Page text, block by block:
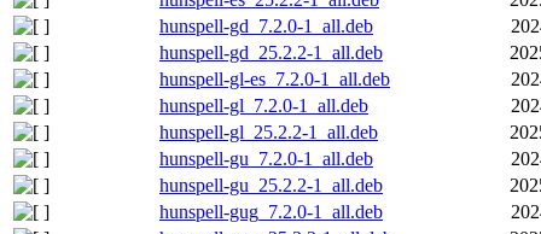
hunspell-gd_7.2.0-1_all.deb
hunspell-gd_25.2.2-1_all.deb
hunspell-gl-es_7.2.0-1_all.deb
hunspell-gl_7.2.0-1_all.deb
hunspell-gl_25.2.2-1_all.deb
hunspell-gu_7.2.0-1_all.deb
hunspell-gu_25.2.2-1_all.deb
hunspell-gug_7.2.0-1_all.deb